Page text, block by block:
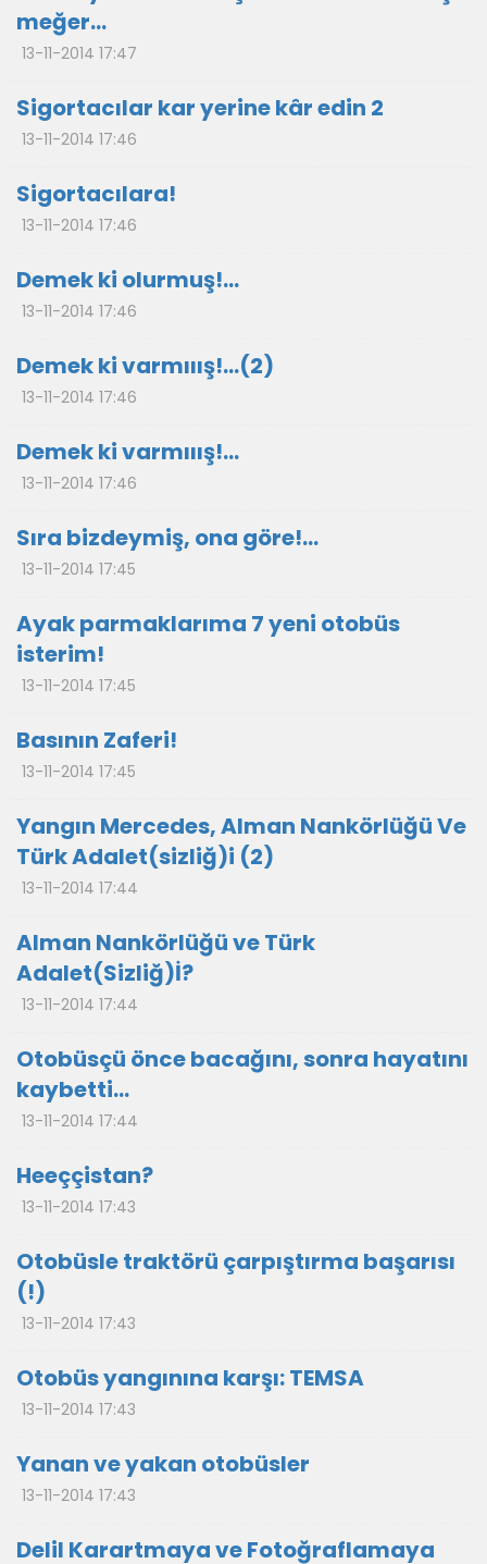
meğer…
13-11-2014 17:47
Sigortacılar kar yerine kâr edin 2
13-11-2014 17:46
Sigortacılara!
13-11-2014 17:46
Demek ki olurmuş!...
13-11-2014 17:46
Demek ki varmııış!…(2)
13-11-2014 17:46
Demek ki varmııış!…
13-11-2014 17:46
Sıra bizdeymiş, ona göre!...
13-11-2014 17:45
Ayak parmaklarıma 7 yeni otobüs
isterim!
13-11-2014 17:45
Basının Zaferi!
13-11-2014 17:45
Yangın Mercedes, Alman Nankörlüğü Ve
Türk Adalet(sizliğ)i (2)
13-11-2014 17:44
Alman Nankörlüğü ve Türk
Adalet(Sizliğ)İ?
13-11-2014 17:44
Otobüsçü önce bacağını, sonra hayatını
kaybetti…
13-11-2014 17:44
Heeççistan?
13-11-2014 17:43
Otobüsle traktörü çarpıştırma başarısı
(!)
13-11-2014 17:43
Otobüs yangınına karşı: TEMSA
13-11-2014 17:43
Yanan ve yakan otobüsler
13-11-2014 17:43
Delil Karartmaya ve Fotoğraflamaya